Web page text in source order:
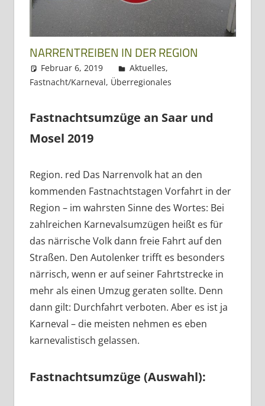
Dreiländereck
NARRENTREIBEN IN DER REGION
Februar 6, 2019 Regio3
Aktuelles,
Fastnacht/Karneval, Überregionales
Fastnachtsumzüge an Saar und
Mosel 2019
Region. red Das Narrenvolk hat an den
kommenden Fastnachtstagen Vorfahrt in der
Region – im wahrsten Sinne des Wortes: Bei
zahlreichen Karnevalsumzügen heißt es für
das närrische Volk dann freie Fahrt auf den
Straßen. Den Autolenker trifft es besonders
närrisch, wenn er auf seiner Fahrtstrecke in
mehr als einen Umzug geraten sollte. Denn
dann gilt: Durchfahrt verboten. Aber es ist ja
Karneval – die meisten nehmen es eben
karnevalistisch gelassen.
Fastnachtsumzüge (Auswahl):